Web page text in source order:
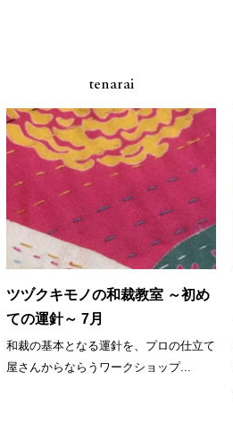
tenarai
ツヅクキモノの和裁教室 ～初め
ての運針～ 7月
和裁の基本となる運針を、プロの仕立て
屋さんからならうワークショップ...